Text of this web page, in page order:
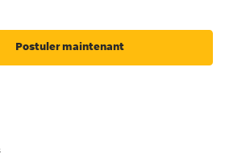
Postuler maintenant